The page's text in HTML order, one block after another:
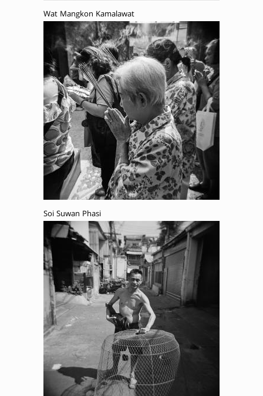
Wat Mangkon Kamalawat
Soi Suwan Phasi